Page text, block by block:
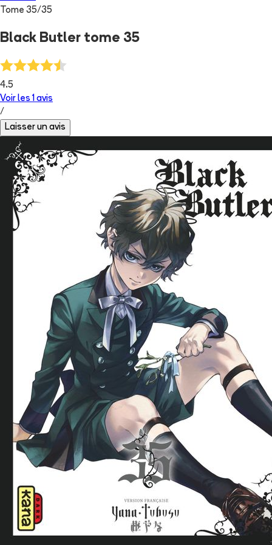
Tome 35/35
Black Butler tome 35
4.5
Voir les 1 avis
/
Laisser un avis